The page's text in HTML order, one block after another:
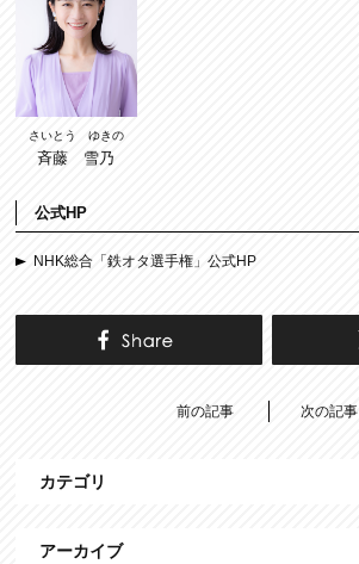
さいとう ゆきの
斉藤 雪乃
公式HP
NHK総合「鉄オタ選手権」公式HP
前の記事 次の記事
カテゴリ
アーカイブ